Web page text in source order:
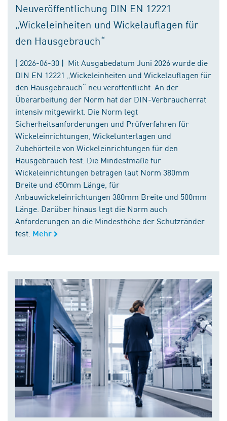
Neuveröffentlichung DIN EN 12221
„Wickeleinheiten und Wickelauflagen für
den Hausgebrauch“
( 2026-06-30 ) Mit Ausgabedatum Juni 2026 wurde die
DIN EN 12221 „Wickeleinheiten und Wickelauflagen für
den Hausgebrauch“ neu veröffentlicht. An der
Überarbeitung der Norm hat der DIN-Verbraucherrat
intensiv mitgewirkt. Die Norm legt
Sicherheitsanforderungen und Prüfverfahren für
Wickeleinrichtungen, Wickelunterlagen und
Zubehörteile von Wickeleinrichtungen für den
Hausgebrauch fest. Die Mindestmaße für
Wickeleinrichtungen betragen laut Norm 380mm
Breite und 650mm Länge, für
Anbauwickeleinrichtungen 380mm Breite und 500mm
Länge. Darüber hinaus legt die Norm auch
Anforderungen an die Mindesthöhe der Schutzränder
fest. Mehr